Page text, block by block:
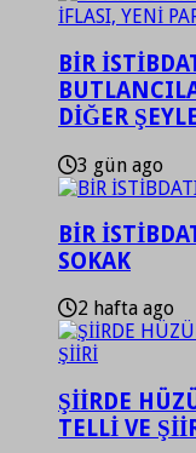
BİR
DİĞER
3 gün ago
BİR
SOKAK
2 hafta ago
ŞİİRDE
TELLİ VE